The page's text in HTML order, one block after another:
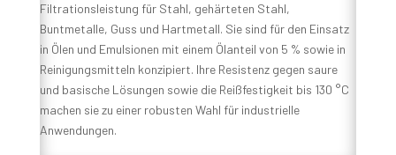
Filtrationsleistung für Stahl, gehärteten Stahl,
Buntmetalle, Guss und Hartmetall. Sie sind für den Einsatz
in Ölen und Emulsionen mit einem Ölanteil von 5 % sowie in
Reinigungsmitteln konzipiert. Ihre Resistenz gegen saure
und basische Lösungen sowie die Reißfestigkeit bis 130 °C
machen sie zu einer robusten Wahl für industrielle
Anwendungen.